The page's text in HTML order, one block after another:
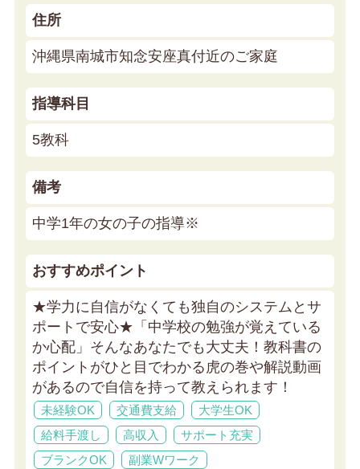
住所
沖縄県南城市知念安座真付近のご家庭
指導科目
5教科
備考
中学1年の女の子の指導※
おすすめポイント
★学力に自信がなくても独自のシステムとサ
ポートで安心★ 「中学校の勉強が覚えている
か心配」そんなあなたでも大丈夫！教科書の
ポイントがひと目でわかる虎の巻や解説動画
があるので自信を持って教えられます！
未経験OK 交通費支給
大学生OK
給料手渡し
高収入
サポート充実
ブランクOK
副業Wワーク